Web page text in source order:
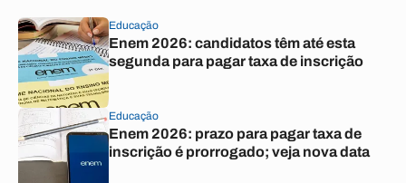
Educação
Enem 2026: candidatos têm até esta
segunda para pagar taxa de inscrição
Educação
Enem 2026: prazo para pagar taxa de
inscrição é prorrogado; veja nova data